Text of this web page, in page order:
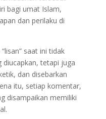
bagi umat Islam,
dan perilaku di
saat ini tidak
diucapkan, tetapi juga
dan disebarkan
itu, setiap komentar,
disampaikan memiliki